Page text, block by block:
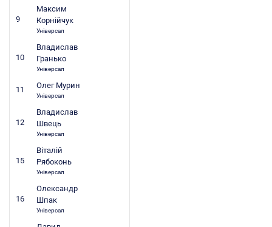
9
Максим
Корнійчук
Універсал
10
Владислав
Гранько
Універсал
11 Олег Мурин
Універсал
12
Владислав
Швець
Універсал
15
Віталій
Рябоконь
Універсал
16
Олександр
Шпак
Універсал